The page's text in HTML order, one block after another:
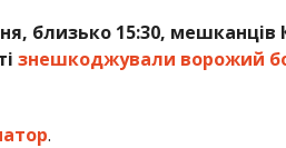
близько 15:30, мешканців
знешкоджували ворожий
.